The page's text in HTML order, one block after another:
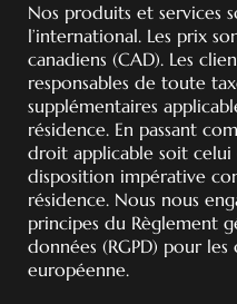
Nos produits et services
l’international. Les prix
canadiens (CAD). Les
responsables de toute
supplémentaires
résidence. En passant
droit applicable soit celui
disposition impérative
résidence. Nous nous
principes du Règlement
données (RGPD) pour les
européenne.